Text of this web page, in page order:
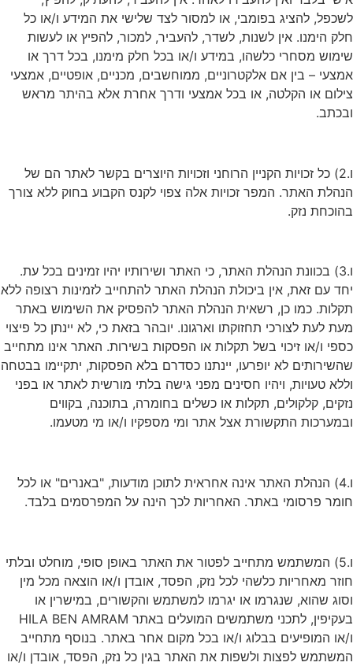
לשכפל, להציג בפומבי, או למסור לצד שלישי את המידע ו/או כל
חלק הימנו. אין לשנות, לשדר, להעביר, למכור, להפיץ או לעשות
שימוש מסחרי כלשהו, במידע ו/או בכל חלק מימנו, בכל דרך או
אמצעי – בין אם אלקטרוניים, ממוחשבים, מכניים, אופטיים, אמצעי
צילום או הקלטה, או בכל אמצעי ודרך אחרת אלא בהיתר מראש
ובכתב.
ו.2) כל זכויות הקניין הרוחני וזכויות היוצרים בקשר לאתר הם של
הנהלת האתר. המפר זכויות אלה צפוי לקנס הקבוע בחוק ללא צורך
בהוכחת נזק.
ו.3) בכוונת הנהלת האתר, כי האתר ושירותיו יהיו זמינים בכל עת.
יחד עם זאת, אין ביכולת הנהלת האתר להתחייב לזמינות רצופה ללא
תקלות. כמו כן, רשאית הנהלת האתר להפסיק את השימוש באתר
מעת לעת לצורכי תחזוקתו וארגונו. יובהר בזאת כי, לא יינתן כל פיצוי
כספי ו/או זיכוי בשל תקלות או הפסקות בשירות. האתר אינו מתחייב
שהשירותים לא יופרעו, יינתנו כסדרם בלא הפסקות, יתקיימו בבטחה
וללא טעויות, ויהיו חסינים מפני גישה בלתי מורשית לאתר או בפני
נזקים, קלקולים, תקלות או כשלים בחומרה, בתוכנה, בקווים
ובמערכות התקשורת אצל אתר ומי מספקיו ו/או מי מטעמו.
ו.4) הנהלת האתר אינה אחראית לתוכן מודעות, "באנרים" או לכל
חומר פרסומי באתר. האחריות לכך הינה על המפרסמים בלבד.
ו.5) המשתמש מתחייב לפטור את האתר באופן סופי, מוחלט ובלתי
חוזר מאחריות כלשהי לכל נזק, הפסד, אובדן ו/או הוצאה מכל מין
וסוג שהוא, שנגרמו או יגרמו למשתמש והקשורים, במישרין או
בעקיפין, לתכני משתמשים המועלים באתר HILA BEN AMRAM
ו/או המופיעים בבלוג ו/או בכל מקום אחר באתר. בנוסף מתחייב
המשתמש לפצות ולשפות את האתר בגין כל נזק, הפסד, אובדן ו/או